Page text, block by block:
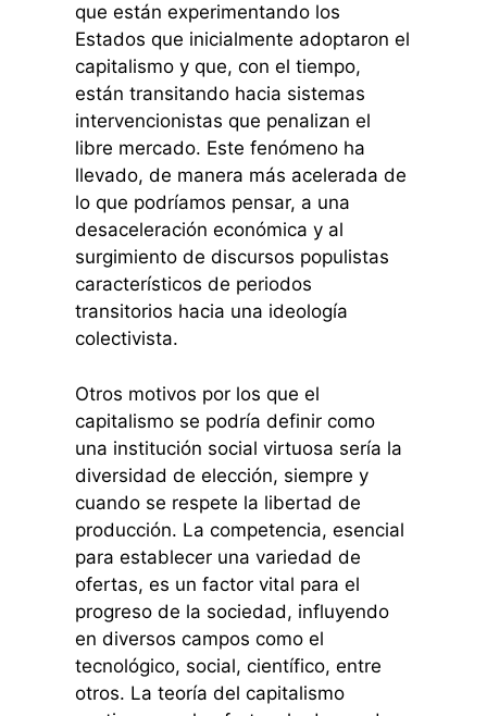
que están experimentando los
Estados que inicialmente adoptaron el
capitalismo y que, con el tiempo,
están transitando hacia sistemas
intervencionistas que penalizan el
libre mercado. Este fenómeno ha
llevado, de manera más acelerada de
lo que podríamos pensar, a una
desaceleración económica y al
surgimiento de discursos populistas
característicos de periodos
transitorios hacia una ideología
colectivista.
Otros motivos por los que el
capitalismo se podría definir como
una institución social virtuosa sería la
diversidad de elección, siempre y
cuando se respete la libertad de
producción. La competencia, esencial
para establecer una variedad de
ofertas, es un factor vital para el
progreso de la sociedad, influyendo
en diversos campos como el
tecnológico, social, científico, entre
otros. La teoría del capitalismo